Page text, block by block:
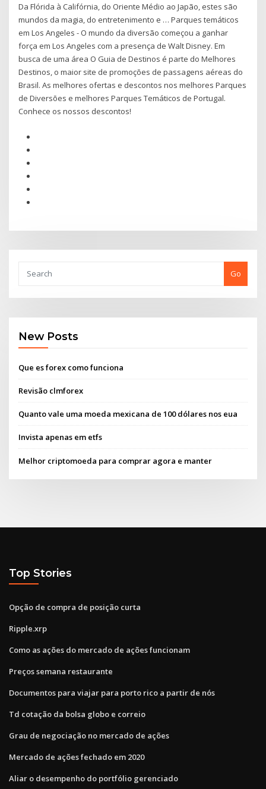
Da Flórida à Califórnia, do Oriente Médio ao Japão, estes são
mundos da magia, do entretenimento e … Parques temáticos
em Los Angeles - O mundo da diversão começou a ganhar
força em Los Angeles com a presença de Walt Disney. Em
busca de uma área O Guia de Destinos é parte do Melhores
Destinos, o maior site de promoções de passagens aéreas do
Brasil. As melhores ofertas e descontos nos melhores Parques
de Diversões e melhores Parques Temáticos de Portugal.
Conhece os nossos descontos!
Go
New Posts
Que es forex como funciona
Revisão clmforex
Quanto vale uma moeda mexicana de 100 dólares nos eua
Invista apenas em etfs
Melhor criptomoeda para comprar agora e manter
Top Stories
Opção de compra de posição curta
Ripple.xrp
Como as ações do mercado de ações funcionam
Preços semana restaurante
Documentos para viajar para porto rico a partir de nós
Td cotação da bolsa globo e correio
Grau de negociação no mercado de ações
Mercado de ações fechado em 2020
Aliar o desempenho do portfólio gerenciado